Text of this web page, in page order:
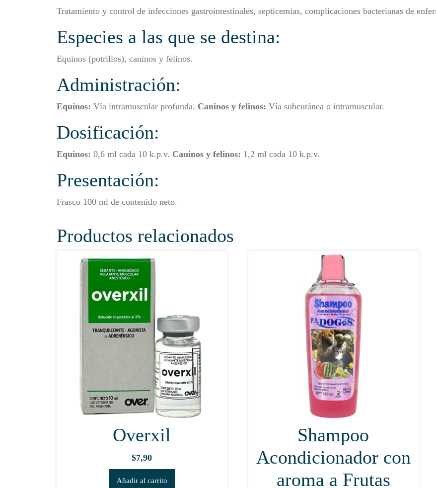
Tratamiento y control de infecciones gastrointestinales, septicemias, complicaciones bacterianas de
Especies a las que se destina:
Equinos (potrillos), caninos y felinos.
Administración:
Equinos: Vía intramuscular profunda. Caninos y felinos: Vía subcutánea o intramuscular.
Dosificación:
Equinos: 0,6 ml cada 10 k.p.v. Caninos y felinos: 1,2 ml cada 10 k.p.v.
Presentación:
Frasco 100 ml de contenido neto.
Productos relacionados
Overxil
$7,90
Añadir al carrito
Shampoo
Acondicionador con
aroma a Frutas